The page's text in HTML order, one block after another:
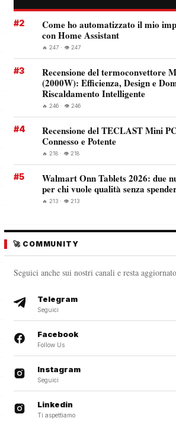
#2
Come ho automatizzato il mio
con Home Assistant
🔥 247 · 👁️ 247
#3
Recensione del termoconvettore
(2000W): Efficienza, Design e
Riscaldamento Intelligente
🔥 246 · 👁️ 246
#4
Recensione del TECLAST Mini
Connesso e Potente
🔥 218 · 👁️ 218
#5
Walmart Onn Tablets 2026: due
per chi vuole qualità senza
🔥 213 · 👁️ 213
🚀 COMMUNITY
Seguici anche sui nostri canali e resta
Telegram
Seguici
Facebook
Follow Us
Instagram
Seguici
Linkedin
Ti aspettiamo